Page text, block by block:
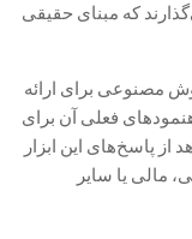
که مبنای حقیقی
مصنوعی برای ارائه
فعلی آن برای
پاسخ‌های این ابزار
مالی یا سایر